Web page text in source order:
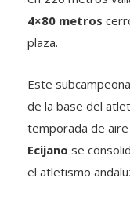
4×80 metros
plaza.
Este
de la base del
temporada de
Ecijano se
el atletismo